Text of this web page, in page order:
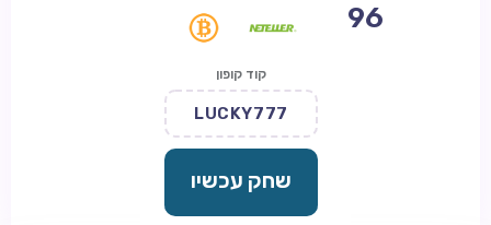
96
קוד קופון
LUCKY777
שחק עכשיו